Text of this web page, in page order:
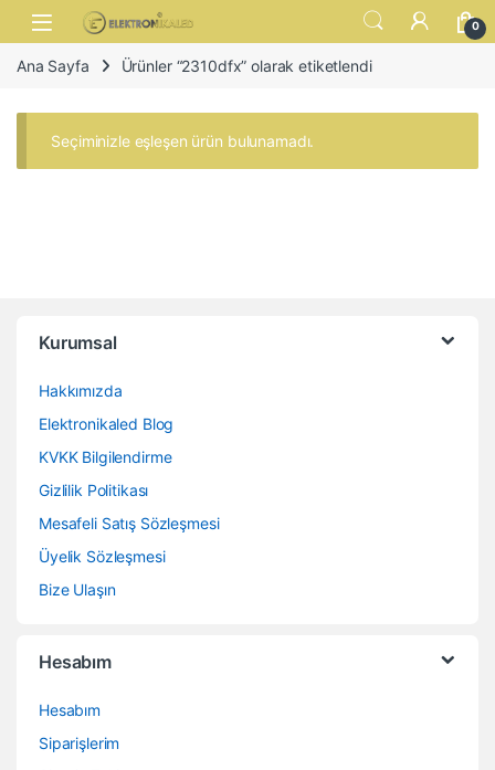
Skip to navigation
Skip to content
Open 0
Ana Sayfa Ürünler “2310dfx” olarak etiketlendi
Seçiminizle eşleşen ürün bulunamadı.
Kurumsal
Hakkımızda
Elektronikaled Blog
KVKK Bilgilendirme
Gizlilik Politikası
Mesafeli Satış Sözleşmesi
Üyelik Sözleşmesi
Bize Ulaşın
Hesabım
Hesabım
Siparişlerim